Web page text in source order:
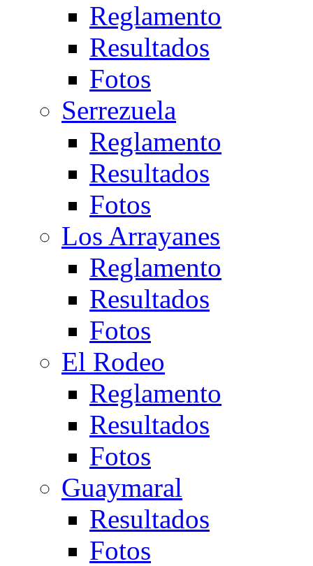
Reglamento
Resultados
Fotos
Serrezuela
Reglamento
Resultados
Fotos
Los Arrayanes
Reglamento
Resultados
Fotos
El Rodeo
Reglamento
Resultados
Fotos
Guaymaral
Resultados
Fotos